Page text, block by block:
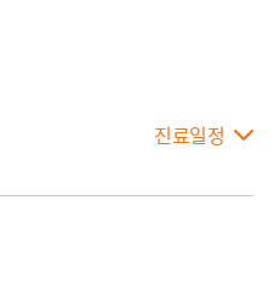
진료일정